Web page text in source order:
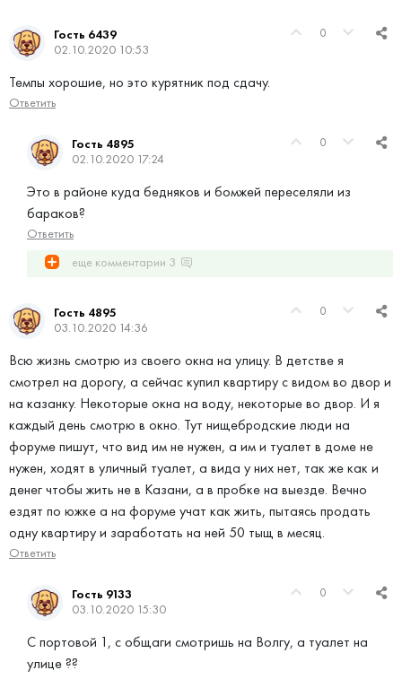
0
Гость 6439
02.10.2020 10:53
Темпы хорошие, но это курятник под сдачу.
Ответить
0
Гость 4895
02.10.2020 17:24
Это в районе куда бедняков и бомжей переселяли из
бараков?
Ответить
еще комментарии 3
0
Гость 4895
03.10.2020 14:36
Всю жизнь смотрю из своего окна на улицу. В детстве я
смотрел на дорогу, а сейчас купил квартиру с видом во двор и
на казанку. Некоторые окна на воду, некоторые во двор. И я
каждый день смотрю в окно. Тут нищебродские люди на
форуме пишут, что вид им не нужен, а им и туалет в доме не
нужен, ходят в уличный туалет, а вида у них нет, так же как и
денег чтобы жить не в Казани, а в пробке на выезде. Вечно
ездят по южке а на форуме учат как жить, пытаясь продать
одну квартиру и заработать на ней 50 тыщ в месяц.
Ответить
0
Гость 9133
03.10.2020 15:30
С портовой 1, с общаги смотришь на Волгу, а туалет на
улице ??